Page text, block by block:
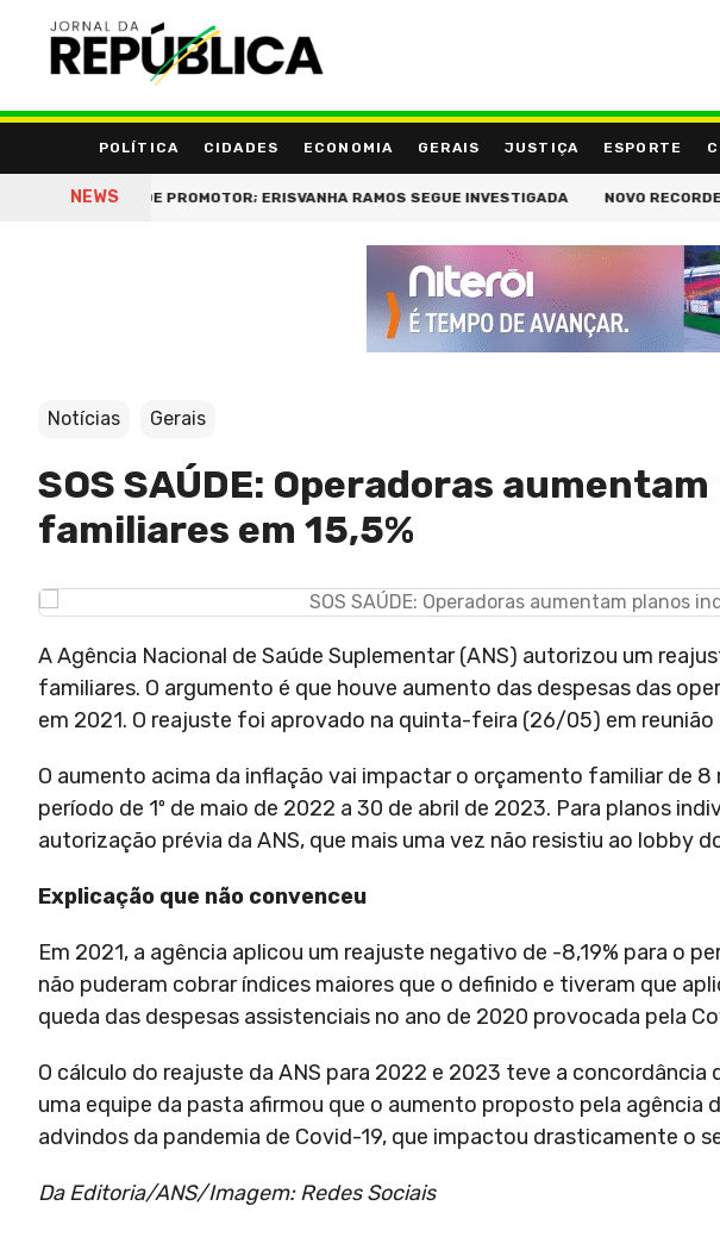
POLÍTICA CIDADES ECONOMIA GERAIS JUSTIÇA ESPORTE
NEWSDE PROMOTOR; ERISVANHA RAMOS SEGUE INVESTIGADA NOVO RECORDE:
Notícias Gerais
SOS SAÚDE: Operadoras
familiares em 15,5%
A Agência Nacional de Saúde Suplementar (ANS) autorizou um
familiares. O argumento é que houve aumento das despesas das
em 2021. O reajuste foi aprovado na quinta-feira (26/05) em
O aumento acima da inflação vai impactar o orçamento familiar de 8
período de 1º de maio de 2022 a 30 de abril de 2023. Para planos
autorização prévia da ANS, que mais uma vez não resistiu ao lobby
Explicação que não convenceu
Em 2021, a agência aplicou um reajuste negativo de -8,19% para o
não puderam cobrar índices maiores que o definido e tiveram que
queda das despesas assistenciais no ano de 2020 provocada pela
O cálculo do reajuste da ANS para 2022 e 2023 teve a
uma equipe da pasta afirmou que o aumento proposto pela agência
advindos da pandemia de Covid-19, que impactou drasticamente o
Da Editoria/ANS/Imagem: Redes Sociais